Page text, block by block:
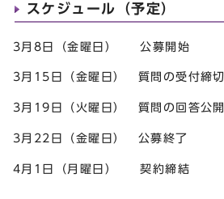
スケジュール（予定）
3月8日（金曜日） 公募開始
3月15日（金曜日） 質問の受付締切
3月19日（火曜日） 質問の回答公開
3月22日（金曜日） 公募終了
4月1日（月曜日） 契約締結